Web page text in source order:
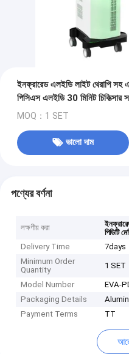
ইনফ্রারেড এলইডি লাইট থেরাপি সহ
পিসিএস এলইডি 30 মিনিট চিকিত্সার
MOQ：1 SET
ভালো দাম
পণ্যের বর্ণনা
লক্ষণীয় করা
পিডিটি
Delivery Time
7days
Minimum Order
Quantity
1 SET
Model Number
EVA-
Packaging Details
Payment Terms
TT